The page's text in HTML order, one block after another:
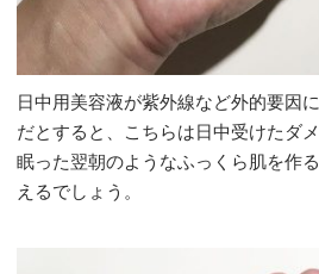
日中用美容液が紫外線など外的要因
だとすると、こちらは日中受けたダ
眠った翌朝のようなふっくら肌を作
えるでしょう。